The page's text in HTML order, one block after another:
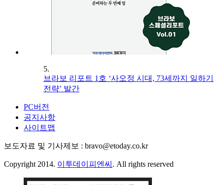
5.
브라보 리포트 1호 ‘사오정 시대, 73세까지 일하기
전략’ 발간
PC버전
공지사항
사이트맵
보도자료 및 기사제보 : bravo@etoday.co.kr
Copyright 2014. 이투데이피엔씨 . All rights reserved